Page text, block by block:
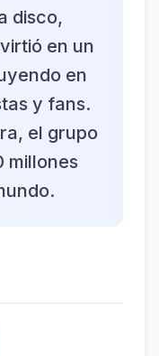
disco,
en un
en
y fans.
el grupo
millones